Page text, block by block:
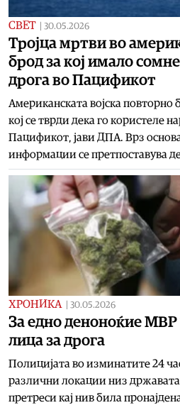
СВЕТ 30.05.2026
Тројца мртви во
брод за кој имало
дрога во Пацификот
Американската војска
кој се тврди дека го користеле
Пацификот, јави ДПА. Врз
информации се претпоставува
ХРОНИКА 30.05.2026
За едно деноноќие МВР
лица за дрога
Полицијата во изминатите 24
различни локации низ
претреси кај нив била